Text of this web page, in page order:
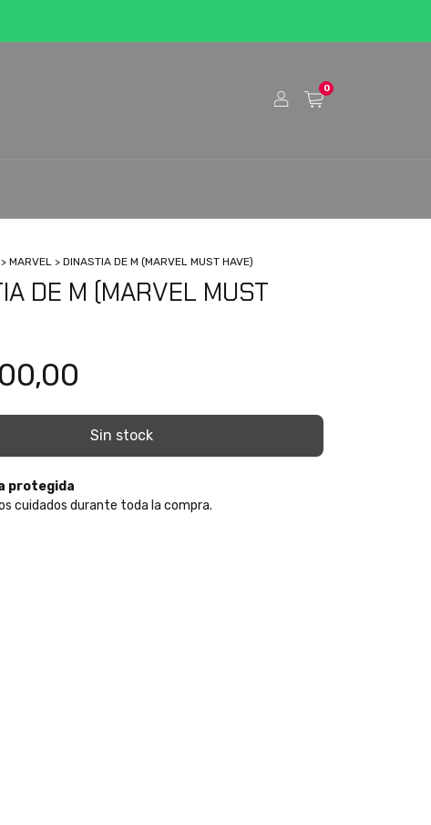
0
> MARVEL > DINASTIA DE M (MARVEL MUST HAVE)
DE M (MARVEL MUST
protegida
cuidados durante toda la compra.